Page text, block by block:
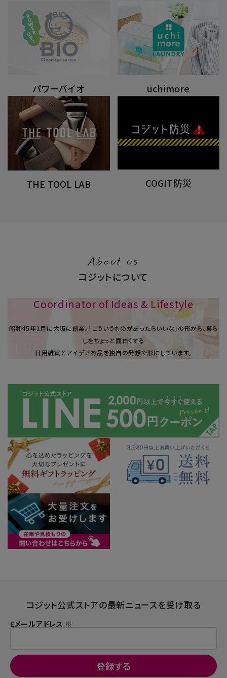
パワーバイオ uchimore
THE TOOL LAB COGIT防災
About us
コジットについて
Coordinator of Ideas & Lifestyle
昭和45年1⽉に大阪に創業。「こういうものがあったらいいな」の形から、暮ら
しをちょっと面白くする
日用雑貨とアイデア商品を独自の発想で形にしています。
コジット公式ストアの最新ニュースを受け取る
Eメールアドレス ※